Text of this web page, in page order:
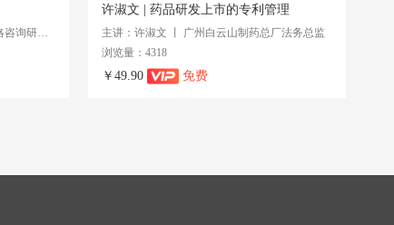
主讲：刘海波 丨 中国科学院科技战略咨询研究院研究员
许淑文 | 药品研发上市的专利管理
主讲：许淑文 丨 广州白云山制药总厂法务总监
浏览量：4318
￥49.90 免费